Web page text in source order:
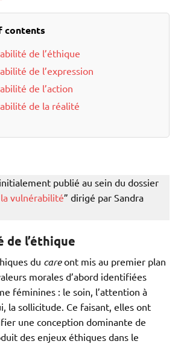
t
a
g
r
contents
de l’éthique
de l’expression
de l’action
de la réalité
publié au sein du dossier
vulnérabilité” dirigé par Sandra
l’éthique
du careont mis au premier plan
morales d’abord identifiées
féminines : le soin, l’attention à
la sollicitude. Ce faisant, elles ont
une conception dominante de
des enjeux éthiques dans le